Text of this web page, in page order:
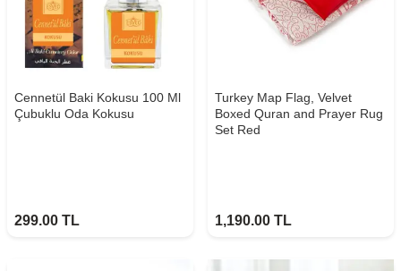
Cennetül Baki Kokusu 100 Ml
Çubuklu Oda Kokusu
299.00 TL
Turkey Map Flag, Velvet
Boxed Quran and Prayer Rug
Set Red
1,190.00 TL